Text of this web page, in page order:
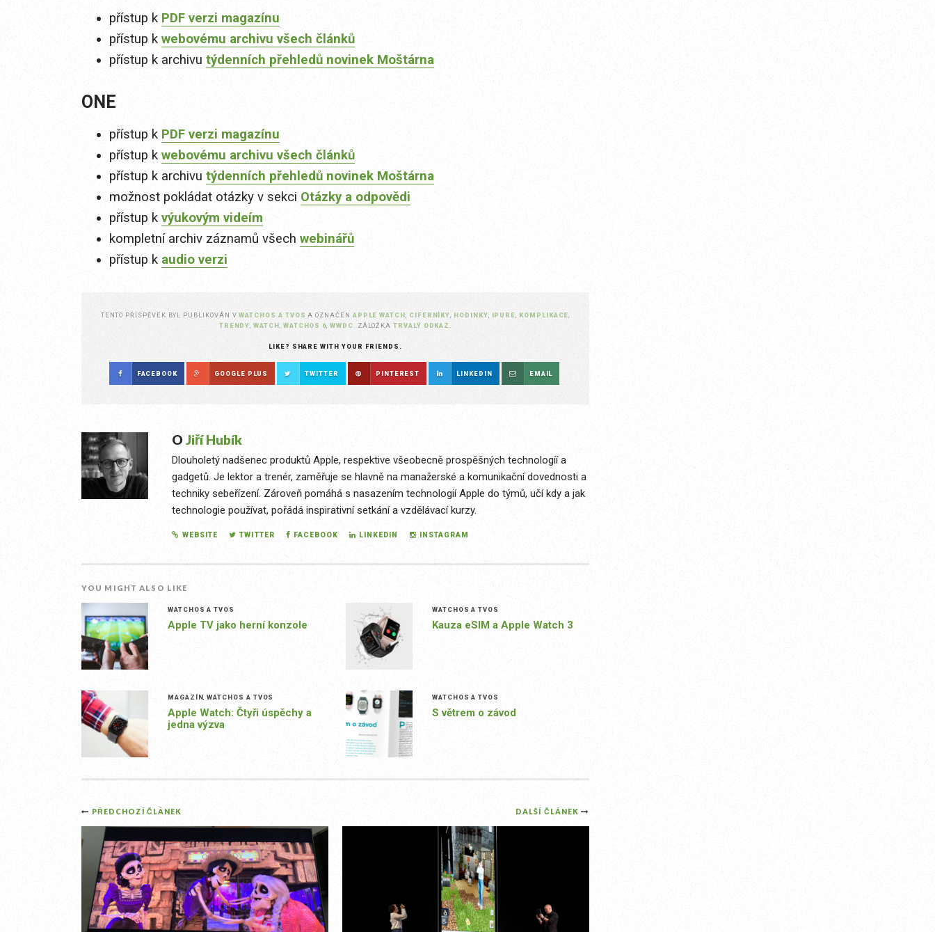
přístup k PDF verzi magazínu
přístup k webovému archivu všech článků
přístup k archivu týdenních přehledů novinek Moštárna
ONE
přístup k PDF verzi magazínu
přístup k webovému archivu všech článků
přístup k archivu týdenních přehledů novinek Moštárna
možnost pokládat otázky v sekci Otázky a odpovědi
přístup k výukovým videím
kompletní archiv záznamů všech webinářů
přístup k audio verzi
TENTO PŘÍSPĚVEK BYL PUBLIKOVÁN VWATCHOS A TVOS A OZNAČEN APPLE WATCH CIFERNÍKY HODINKY IPURE KOMPLIKACE
TRENDY ,WATCH WATCHOS 6 ,WWDC . ZÁLOŽKATRVALÝ ODKAZ
LIKE? SHARE WITH YOUR FRIENDS.
FACEBOOK GOOGLE PLUS TWITTER PINTEREST LINKEDIN EMAIL
O Jiří Hubík
Dlouholetý nadšenec produktů Apple, respektive všeobecně prospěšných technologíí a
gadgetů. Je lektor a trenér, zaměřuje se hlavně na manažerské a komunikační dovednosti a
techniky sebeřízení. Zároveň pomáhá s nasazením technologií Apple do týmů, učí kdy a jak
technologie používat, pořádá inspirativní setkání a vzdělávací kurzy.
WEBSITE TWITTER FACEBOOK LINKEDIN INSTAGRAM
YOU MIGHT ALSO LIKE
WATCHOS A TVOS
Apple TV jako herní konzole
WATCHOS A TVOS
Kauza eSIM a Apple Watch 3
MAGAZÍN ,WATCHOS A TVOS
Apple Watch: Čtyři úspěchy a
jedna výzva
WATCHOS A TVOS
S větrem o závod
Post
navigation
DALŠÍ ČLÁNEK
PŘEDCHOZÍ ČLÁNEK